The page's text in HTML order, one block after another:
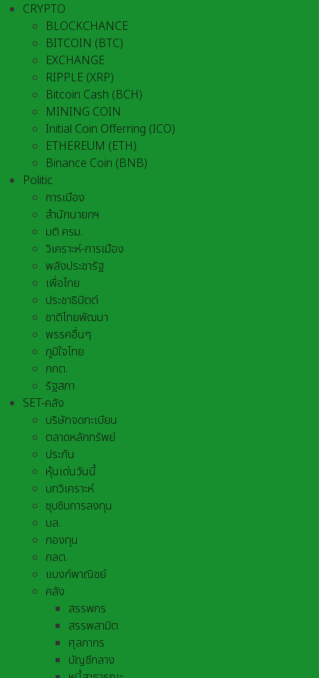
CRYPTO
BLOCKCHANCE
BITCOIN (BTC)
EXCHANGE
RIPPLE (XRP)
Bitcoin Cash (BCH)
MINING COIN
Initial Coin Offerring (ICO)
ETHEREUM (ETH)
Binance Coin (BNB)
Politic
การเมือง
สำนักนายกฯ
มติ ครม.
วิเคราะห์-การเมือง
พลังประชารัฐ
เพื่อไทย
ประชาธิปัตต์
ชาติไทยพัฒนา
พรรคอื่นๆ
ภูมิใจไทย
กกต.
รัฐสภา
SET-คลัง
บริษัทจดทะเบียน
ตลาดหลักทรัพย์
ประกัน
หุ้นเด่นวันนี้
บทวิเคราะห์
ซุบซิบการลงทุน
บล.
กองทุน
กลต.
แบงก์พาณิชย์
คลัง
สรรพกร
สรรพสามิต
ศุลกากร
บัญชีกลาง